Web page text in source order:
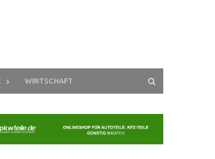
WIRTSCHAFT